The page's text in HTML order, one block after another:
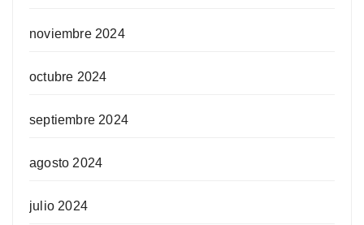
noviembre 2024
octubre 2024
septiembre 2024
agosto 2024
julio 2024